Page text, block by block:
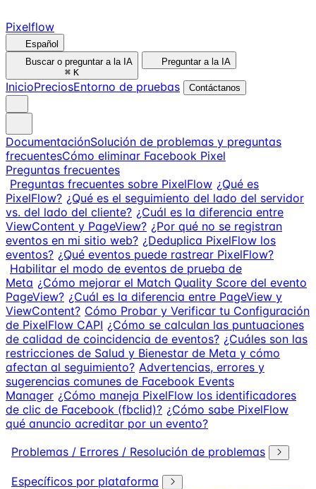
Pixelflow
Español
Buscar o preguntar a la IA
⌘ K
Preguntar a la IA
InicioPreciosEntorno de pruebas Contáctanos
DocumentaciónSolución de problemas y preguntas
frecuentesCómo eliminar Facebook Pixel
Preguntas frecuentes
Preguntas frecuentes sobre PixelFlow ¿Qué es
PixelFlow? ¿Qué es el seguimiento del lado del servidor
vs. del lado del cliente? ¿Cuál es la diferencia entre
ViewContent y PageView? ¿Por qué no se registran
eventos en mi sitio web? ¿Deduplica PixelFlow los
eventos? ¿Qué eventos puede rastrear PixelFlow?
Habilitar el modo de eventos de prueba de
Meta ¿Cómo mejorar el Match Quality Score del evento
PageView? ¿Cuál es la diferencia entre PageView y
ViewContent? Cómo Probar y Verificar tu Configuración
de PixelFlow CAPI ¿Cómo se calculan las puntuaciones
de calidad de coincidencia de eventos? ¿Cuáles son las
restricciones de Salud y Bienestar de Meta y cómo
afectan al seguimiento? Advertencias, errores y
sugerencias comunes de Facebook Events
Manager ¿Cómo maneja PixelFlow los identificadores
de clic de Facebook (fbclid)? ¿Cómo sabe PixelFlow
qué anuncio acreditar por un evento?
Problemas / Errores / Resolución de problemas
Específicos por plataforma